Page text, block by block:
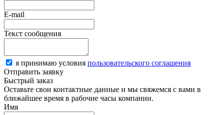
E-mail
Текст сообщения
я принимаю условия пользовательского соглашения
Отправить заявку
Быстрый заказ
Оставьте свои контактные данные и мы свяжемся с вами в
ближайшее время в рабочие часы компании.
Имя